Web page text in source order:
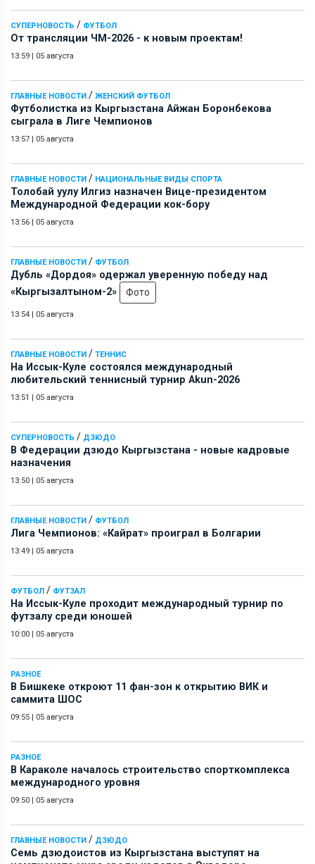
СУПЕРНОВОСТЬ / ФУТБОЛ
От трансляции ЧМ-2026 - к новым проектам!
13:59 05 августа
ГЛАВНЫЕ НОВОСТИ / ЖЕНСКИЙ ФУТБОЛ
Футболистка из Кыргызстана Айжан Боронбекова
сыграла в Лиге Чемпионов
13:57 05 августа
ГЛАВНЫЕ НОВОСТИ / НАЦИОНАЛЬНЫЕ ВИДЫ СПОРТА
Толобай уулу Илгиз назначен Вице-президентом
Международной Федерации кок-бору
13:56 05 августа
ГЛАВНЫЕ НОВОСТИ / ФУТБОЛ
Дубль «Дордоя» одержал уверенную победу над
«Кыргызалтыном-2»
Фото
13:54 05 августа
ГЛАВНЫЕ НОВОСТИ / ТЕННИС
На Иссык-Куле состоялся международный
любительский теннисный турнир Akun-2026
13:51 05 августа
СУПЕРНОВОСТЬ / ДЗЮДО
В Федерации дзюдо Кыргызстана - новые кадровые
назначения
13:50 05 августа
ГЛАВНЫЕ НОВОСТИ / ФУТБОЛ
Лига Чемпионов: «Кайрат» проиграл в Болгарии
13:49 05 августа
ФУТБОЛ / ФУТЗАЛ
На Иссык-Куле проходит международный турнир по
футзалу среди юношей
10:00 05 августа
РАЗНОЕ
В Бишкеке откроют 11 фан-зон к открытию ВИК и
саммита ШОС
09:55 05 августа
РАЗНОЕ
В Караколе началось строительство спорткомплекса
международного уровня
09:50 05 августа
ГЛАВНЫЕ НОВОСТИ / ДЗЮДО
Семь дзюдоистов из Кыргызстана выступят на